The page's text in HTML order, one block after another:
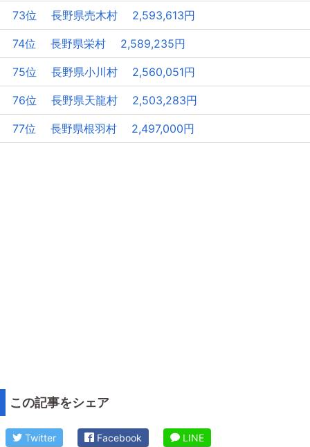
73位 長野県売木村 2,593,613円
74位 長野県栄村 2,589,235円
75位 長野県小川村 2,560,051円
76位 長野県天龍村 2,503,283円
77位 長野県根羽村 2,497,000円
この記事をシェア
Twitter Facebook LINE